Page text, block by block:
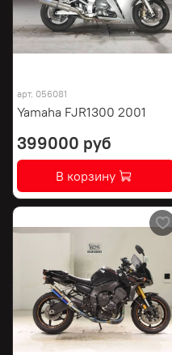
арт. 056081
Yamaha FJR1300 2001
399000 руб
В корзину